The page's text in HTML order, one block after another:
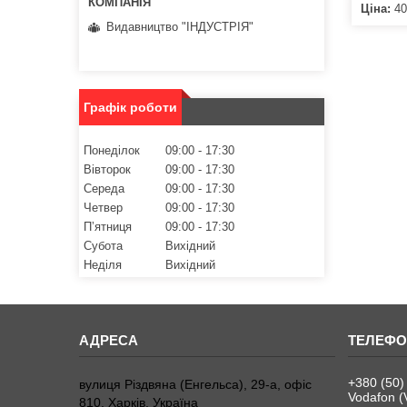
Ціна:
Видавництво "ІНДУСТРІЯ"
Графік роботи
Понеділок 09:00
17:30
Вівторок
09:00
17:30
Середа
09:00
17:30
Четвер
09:00
17:30
Пʼятниця
09:00
17:30
Субота
Вихідний
Неділя
Вихідний
вулиця Різдвяна (Енгельса), 29-а, офіс
810, Харків, Україна
+380
Vodafon